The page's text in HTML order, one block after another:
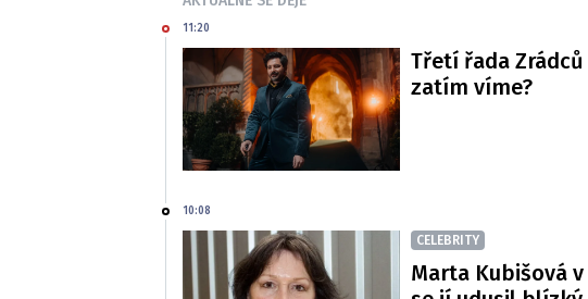
11:20
Třetí řada
zatím víme?
10:08
CELEBRITY
Marta Kubišová